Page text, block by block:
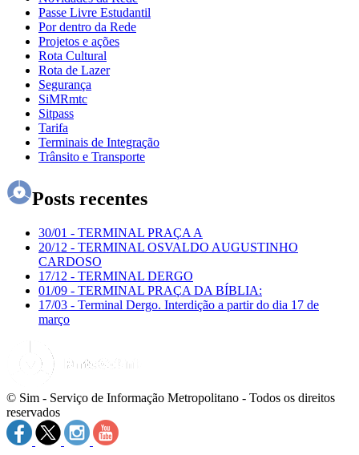
Passe Livre Estudantil
Por dentro da Rede
Projetos e ações
Rota Cultural
Rota de Lazer
Segurança
SiMRmtc
Sitpass
Tarifa
Terminais de Integração
Trânsito e Transporte
Posts recentes
30/01 - TERMINAL PRAÇA A
20/12 - TERMINAL OSVALDO AUGUSTINHO
CARDOSO
17/12 - TERMINAL DERGO
01/09 - TERMINAL PRAÇA DA BÍBLIA:
17/03 - Terminal Dergo. Interdição a partir do dia 17 de
março
© Sim - Serviço de Informação Metropolitano - Todos os direitos
reservados